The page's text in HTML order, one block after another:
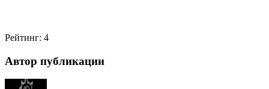
Рейтинг: 4
Автор публикации